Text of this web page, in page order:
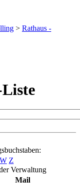
> Rathaus -
W Z
Verwaltung
Mail